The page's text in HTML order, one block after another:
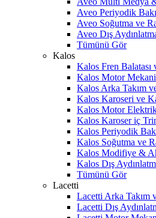
Aveo Periyodik
Aveo Soğutma ve
Aveo Dış
Tümünü Gör
Kalos
Kalos Fren Balatası
Kalos Motor
Kalos Arka Takım
Kalos Karoseri ve
Kalos Motor Elektrik
Kalos Karoser iç
Kalos Periyodik
Kalos Soğutma ve
Kalos Modifiye &
Kalos Dış
Tümünü Gör
Lacetti
Lacetti Arka Takım
Lacetti Dış